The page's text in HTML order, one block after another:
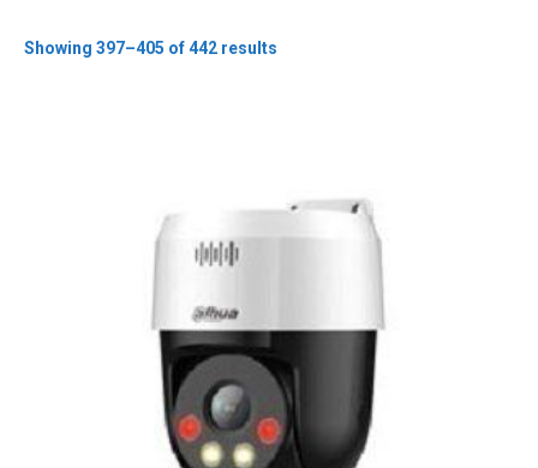
Showing 397–405 of 442 results